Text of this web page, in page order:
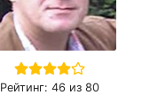
Рейтинг: 46 из 80